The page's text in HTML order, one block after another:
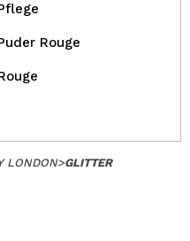
Rouge
LONDON>GLITTER